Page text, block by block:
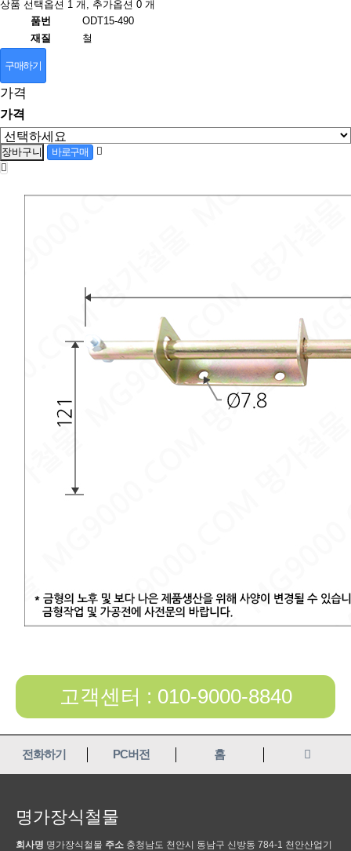
상품 선택옵션 1 개, 추가옵션 0 개
품번
ODT15-490
재질
철
구매하기
가격
가격
고객센터 : 010-9000-8840
전화하기 PC버전 홈
명가장식철물
회사명 명가장식철물 주소 충청남도 천안시 동남구 신방동 784-1 천안산업기